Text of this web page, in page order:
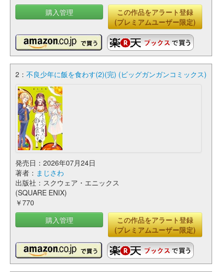
購入管理
この作品をアラート登録
(プレミアムユーザー限定)
2： 不良少年に飯を食わす(2)(完) (ビッグガンガンコミックス)
発売日：2026年07月24日
著者： まじさわ
出版社：スクウェア・エニックス
(SQUARE ENIX)
￥770
購入管理
この作品をアラート登録
(プレミアムユーザー限定)